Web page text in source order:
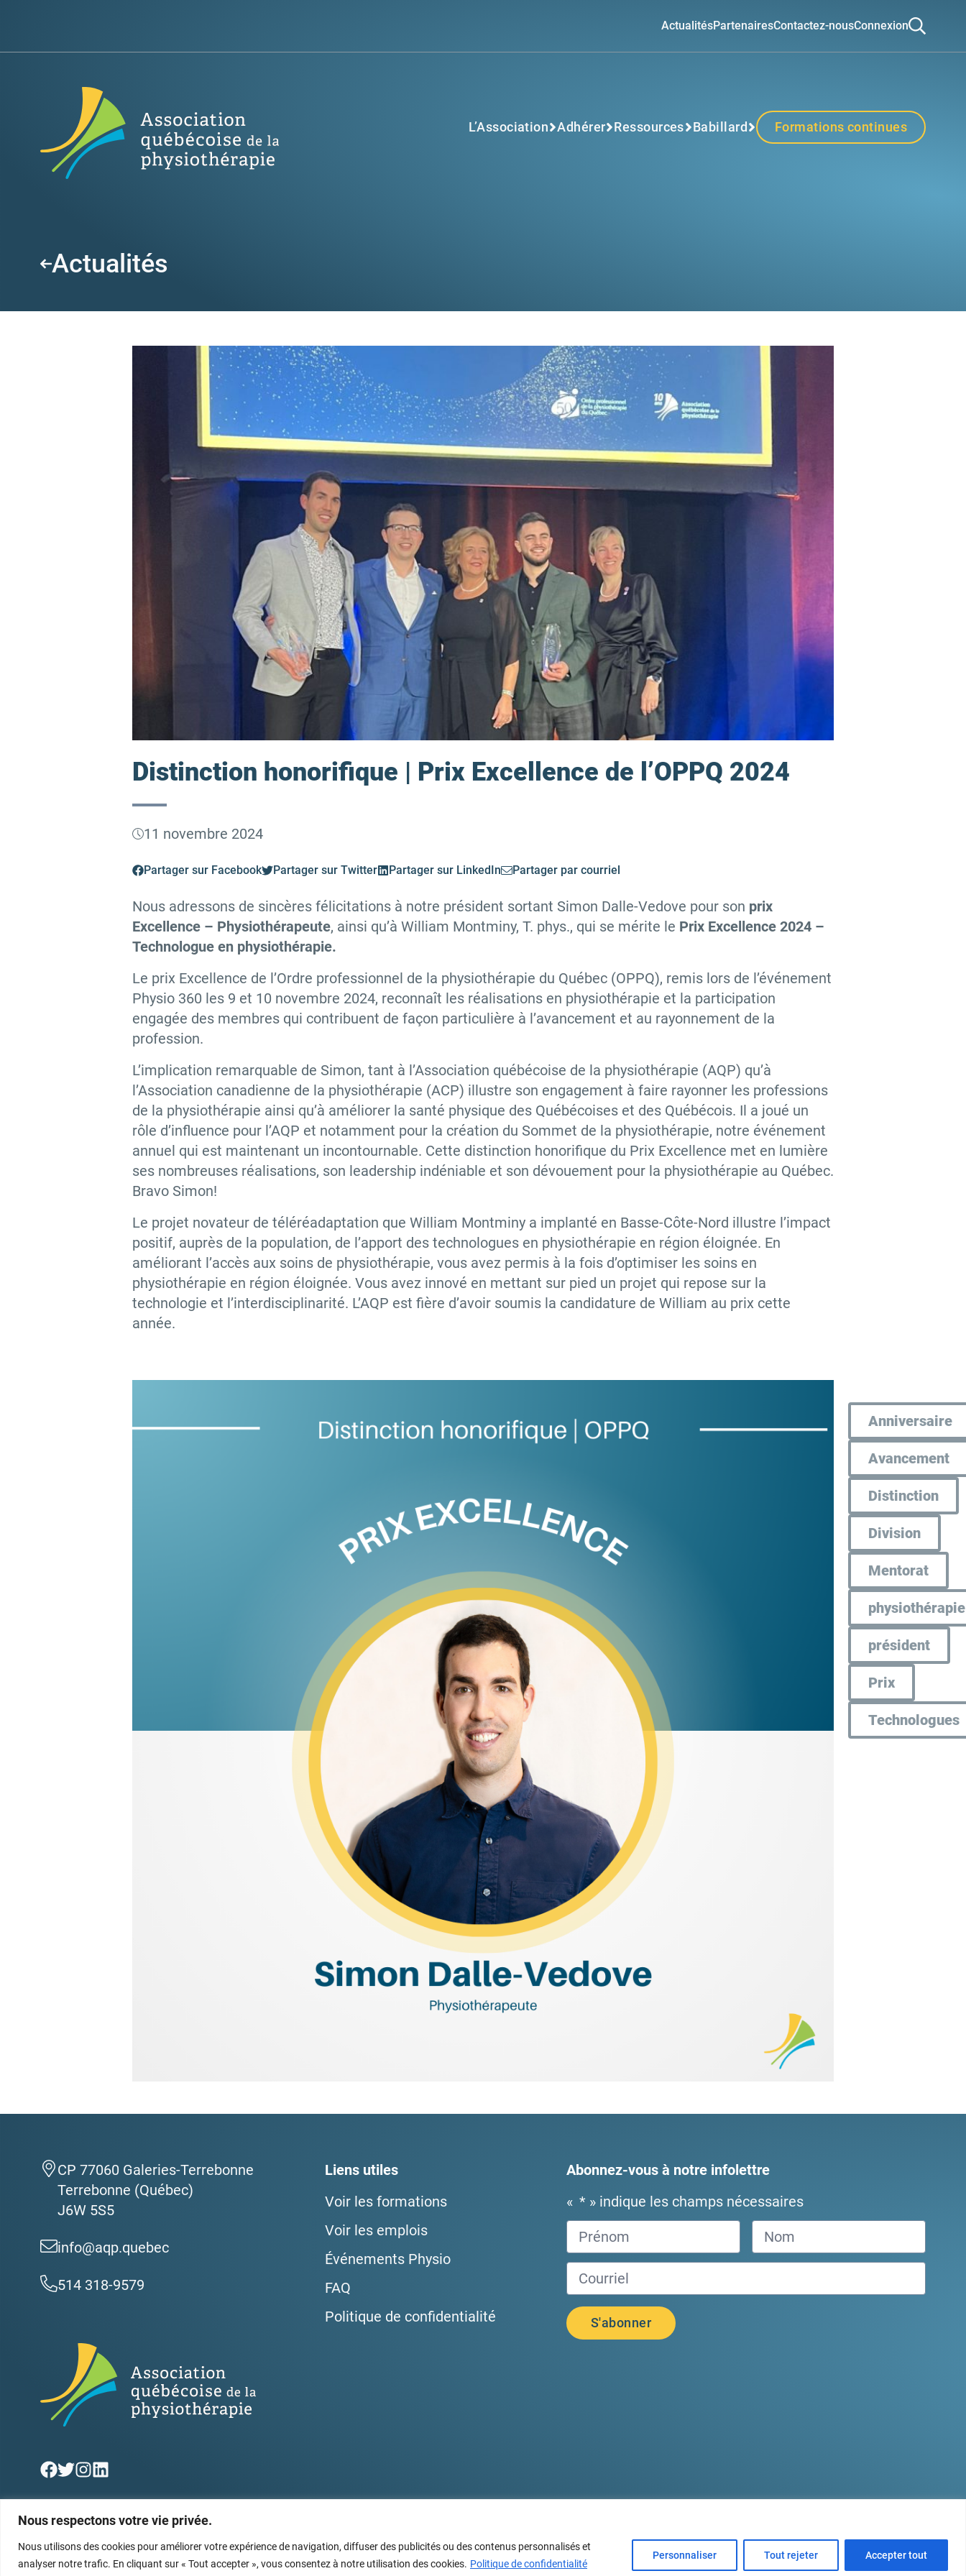
Nous respectons votre vie privée.
Nous utilisons des cookies pour améliorer votre expérience de navigation, diffuser des publicités ou des contenus personnalisés et
analyser notre trafic. En cliquant sur « Tout accepter », vous consentez à notre utilisation des cookies. Politique de confidentialité
Personnaliser Tout rejeter Accepter tout
ActualitésPartenairesContactez-nousConnexion
L’Association Adhérer Ressources Babillard Formations continues
Actualités
Distinction honorifique | Prix Excellence de l’OPPQ 2024
11 novembre 2024
Partager sur Facebook Partager sur Twitter Partager sur LinkedIn Partager par courriel
Nous adressons de sincères félicitations à notre président sortant Simon Dalle-Vedove pour son prix
Excellence – Physiothérapeute, ainsi qu’à William Montminy, T. phys., qui se mérite le Prix Excellence 2024 –
Technologue en physiothérapie.
Le prix Excellence de l’Ordre professionnel de la physiothérapie du Québec (OPPQ), remis lors de l’événement
Physio 360 les 9 et 10 novembre 2024, reconnaît les réalisations en physiothérapie et la participation
engagée des membres qui contribuent de façon particulière à l’avancement et au rayonnement de la
profession.
L’implication remarquable de Simon, tant à l’Association québécoise de la physiothérapie (AQP) qu’à
l’Association canadienne de la physiothérapie (ACP) illustre son engagement à faire rayonner les professions
de la physiothérapie ainsi qu’à améliorer la santé physique des Québécoises et des Québécois. Il a joué un
rôle d’influence pour l’AQP et notamment pour la création du Sommet de la physiothérapie, notre événement
annuel qui est maintenant un incontournable. Cette distinction honorifique du Prix Excellence met en lumière
ses nombreuses réalisations, son leadership indéniable et son dévouement pour la physiothérapie au Québec.
Bravo Simon!
Le projet novateur de téléréadaptation que William Montminy a implanté en Basse-Côte-Nord illustre l’impact
positif, auprès de la population, de l’apport des technologues en physiothérapie en région éloignée. En
améliorant l’accès aux soins de physiothérapie, vous avez permis à la fois d’optimiser les soins en
physiothérapie en région éloignée. Vous avez innové en mettant sur pied un projet qui repose sur la
technologie et l’interdisciplinarité. L’AQP est fière d’avoir soumis la candidature de William au prix cette
année.
Anniversaire
Avancement
Distinction
Division
Mentorat
physiothérapie
président
Prix
Technologues
CP 77060 Galeries-Terrebonne
Terrebonne (Québec)
J6W 5S5
info@aqp.quebec
514 318-9579
Liens utiles
Voir les formations
Voir les emplois
Événements Physio
FAQ
Politique de confidentialité
Abonnez-vous à notre infolettre
« * » indique les champs nécessaires
Association québécoise de la physiothérapie © 2021 Tous droits réservés